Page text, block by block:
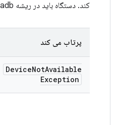
کند. دستگاه باید در ریشه adb باشد.
پرتاب می کند
DeviceNotAvailable
Exception